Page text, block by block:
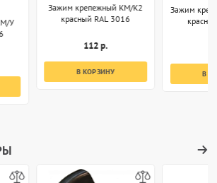
У
Зажим крепежный КМ/К2
красный RAL 3016
112 р.
В КОРЗИНУ
Зажим
В